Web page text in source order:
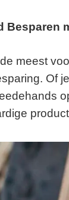
Besparen
meest
Of